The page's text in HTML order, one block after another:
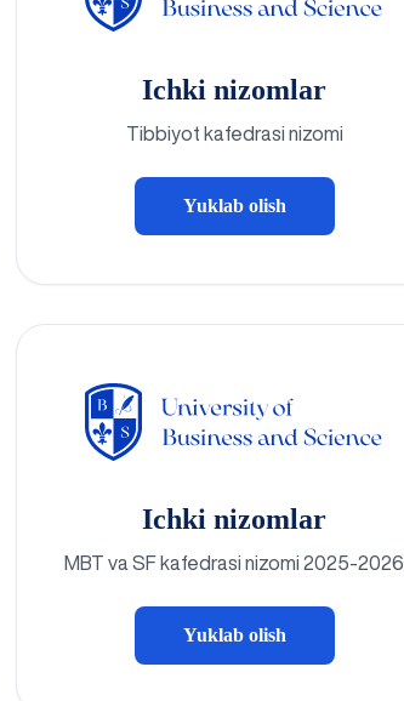
Ichki nizomlar
Tibbiyot kafedrasi nizomi
Yuklab olish
Ichki nizomlar
MBT va SF kafedrasi nizomi 2025-2026
Yuklab olish